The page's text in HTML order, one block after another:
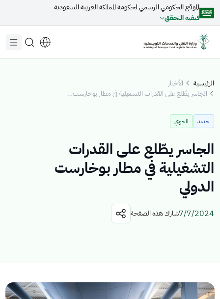
تخطي إلى المحتوى الرئيسي
الموقع الحكومي الرسمي لحكومة المملكة العربية السعودية
كيفية التحقق
اكتشف المواضيع
الخدمات الإلكترونية
الخدمات الالكترونية
الأخبار
الرئيسية
الأخبار
الجاسر يطّلع على القدرات التشغيلية في مطار بوخارست الدولي
جديد الجوي
الجاسر يطّلع على القدرات
التشغيلية في مطار بوخارست
الدولي
7/7/2024شارك هذه الصفحة